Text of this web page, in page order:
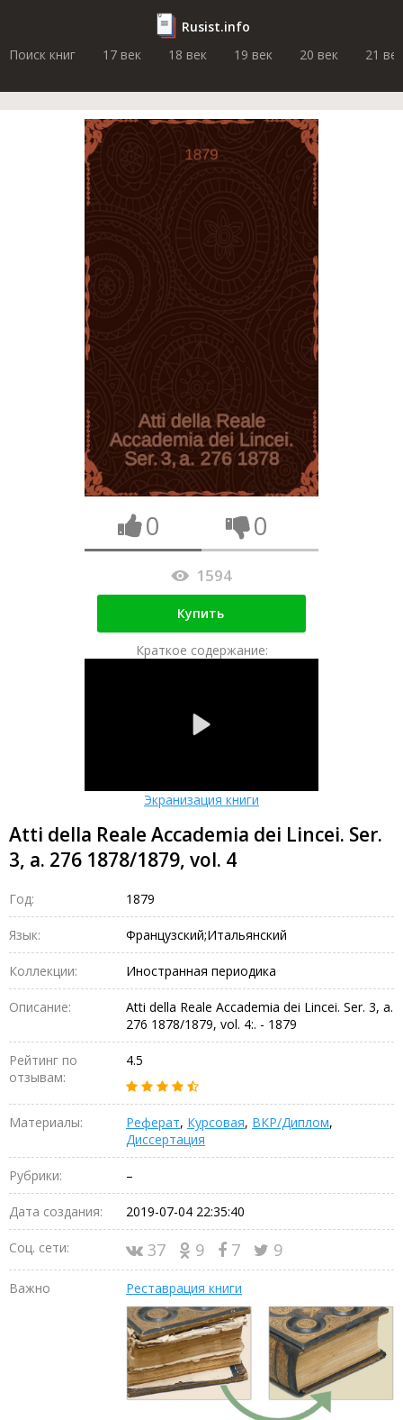
Rusist.info
Поиск книг
17 век 18 век 19 век 20 век 21 век
0 0
1594
Купить
Краткое содержание:
Экранизация книги
Atti della Reale Accademia dei Lincei. Ser.
3, a. 276 1878/1879, vol. 4
Год: 1879
Язык: Французский;Итальянский
Коллекции: Иностранная периодика
Описание:
Atti della Reale Accademia dei Lincei. Ser. 3, a.
276 1878/1879, vol. 4:. - 1879
Рейтинг по
отзывам:
4.5
Материалы: Реферат, Курсовая, ВКР/Диплом,
Диссертация
Рубрики: –
Дата создания: 2019-07-04 22:35:40
Соц. сети: 37 9 7 9
Важно Реставрация книги